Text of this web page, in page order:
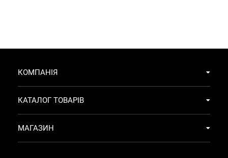
КОМПАНІЯ
КАТАЛОГ ТОВАРІВ
МАГАЗИН